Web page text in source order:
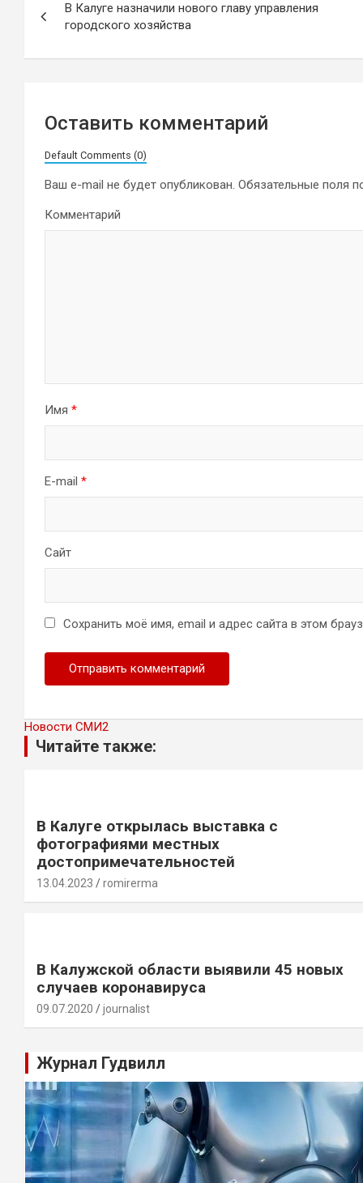
по
записям
В Калуге назначили нового главу управления
городского хозяйства
Оставить комментарий
Default Comments (0)
Ваш e-mail не будет опубликован. Обязательные поля
Комментарий
Имя *
E-mail *
Сайт
Сохранить моё имя, email и адрес сайта в этом
Новости СМИ2
Читайте также:
В Калуге открылась выставка с
фотографиями местных
достопримечательностей
13.04.2023 romirerma
В Калужской области выявили 45 новых
случаев коронавируса
09.07.2020 journalist
Журнал Гудвилл